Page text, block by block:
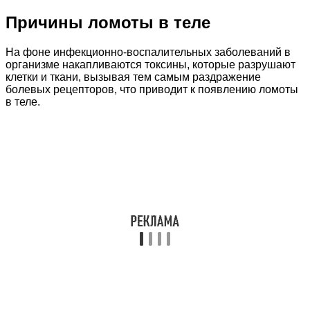
Причины ломоты в теле
На фоне инфекционно-воспалительных заболеваний в
организме накапливаются токсины, которые разрушают
клетки и ткани, вызывая тем самым раздражение
болевых рецепторов, что приводит к появлению ломоты
в теле.